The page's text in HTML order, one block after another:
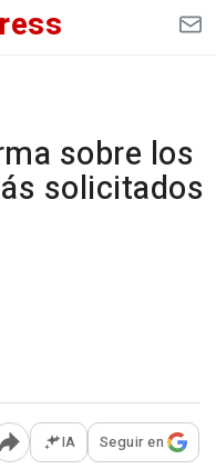
sobre los
solicitados
Abrir opciones para
IA Seguir en